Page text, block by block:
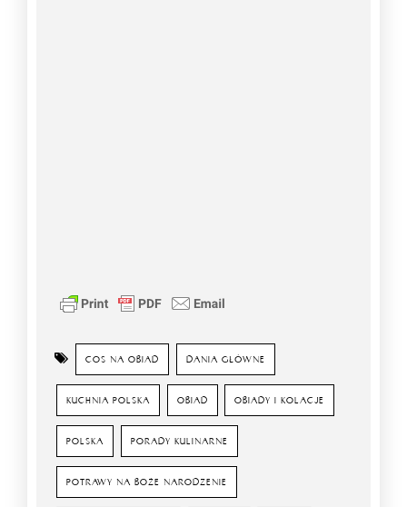
COS NA OBIAD DANIA GŁÓWNE
KUCHNIA POLSKA OBIAD OBIADY I KOLACJE
POLSKA PORADY KULINARNE
POTRAWY NA BOŻE NARODZENIE